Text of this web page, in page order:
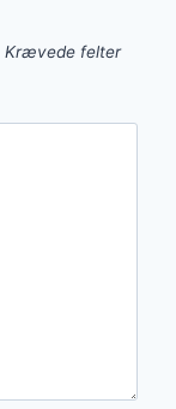
Krævede felter